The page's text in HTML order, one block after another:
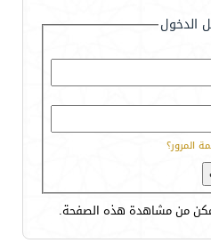
الدخول
المرور؟
من مشاهدة هذه الصفحة.